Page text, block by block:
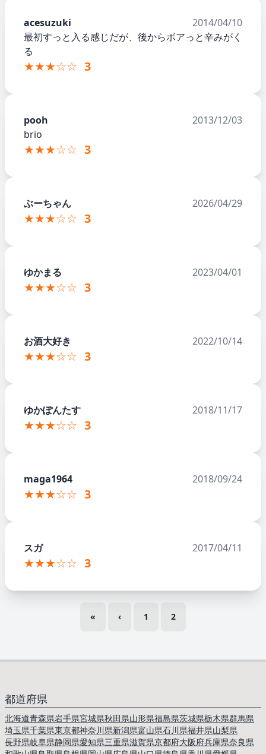
acesuzuki
2014/04/10
最初すっと入る感じだが、後からボアっと辛みがく
る
★★★☆☆ 3
pooh
2013/12/03
brio
★★★☆☆ 3
ぶーちゃん 2026/04/29
★★★☆☆ 3
ゆかまる 2023/04/01
★★★☆☆ 3
お酒大好き 2022/10/14
★★★☆☆ 3
ゆかぽんたす 2018/11/17
★★★☆☆ 3
maga1964 2018/09/24
★★★☆☆ 3
スガ 2017/04/11
★★★☆☆ 3
« ‹ 1 2
都道府県
北海道青森県岩手県宮城県秋田県山形県福島県茨城県栃木県群馬県
埼玉県千葉県東京都神奈川県新潟県富山県石川県福井県山梨県
長野県岐阜県静岡県愛知県三重県滋賀県京都府大阪府兵庫県奈良県